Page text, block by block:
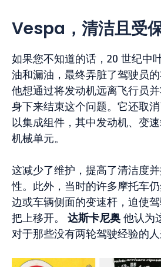
Vespa，清洁且受
如果您不知道的话，20 世纪中
油和漏油，最终弄脏了驾驶员的
他想通过将发动机远离飞行员
身下来结束这个问题。它还取
以集成组件，其中发动机、变
机械单元。
这减少了维护，提高了清洁度
性。此外，当时的许多摩托车
边或车辆侧面的变速杆，迫使
把上移开。 达斯卡尼奥 他认为
对于那些没有两轮驾驶经验的人